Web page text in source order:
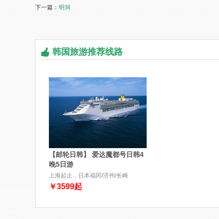
下一篇： 明洞
韩国旅游推荐线路
【邮轮日韩】 爱达魔都号日韩4
晚5日游
上海起止，日本福冈/济州/长崎
￥3599起